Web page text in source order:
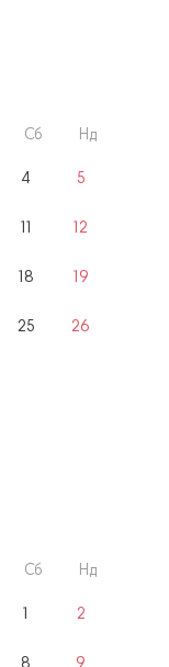
Сб Нд
4 5
12
18 19
25 26
Сб Нд
1 2